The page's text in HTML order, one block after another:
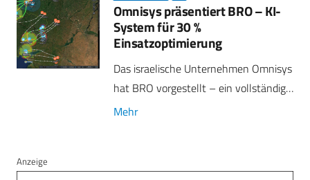
Omnisys präsentiert BRO – KI-
System für 30 %
Einsatzoptimierung
Das israelische Unternehmen Omnisys
hat BRO vorgestellt – ein vollständig…
Mehr
Anzeige